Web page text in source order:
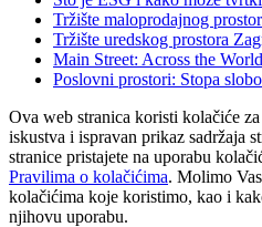
Tržište maloprodajnog
Tržište uredskog prostora
Main Street: Across the
Poslovni prostori: Stopa
Ova web stranica koristi kolačiće
iskustva i ispravan prikaz sadržaja
stranice pristajete na uporabu
Pravilima o kolačićima. Molimo
kolačićima koje koristimo, kao i
njihovu uporabu.